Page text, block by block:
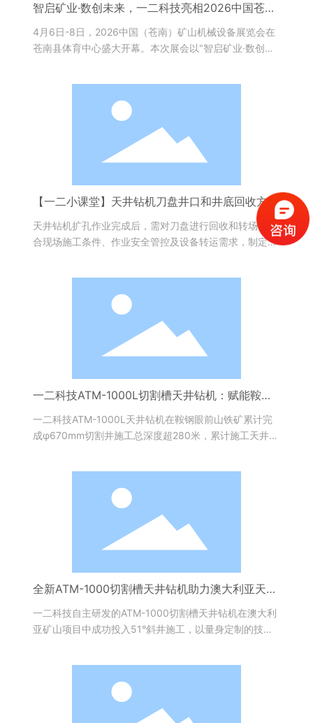
智启矿业·数创未来，一二科技亮相2026中国苍南
矿山机械展
4月6日-8日，2026中国（苍南）矿山机械设备展览会在
苍南县体育中心盛大开幕。本次展会以"智启矿业·数创未
【一二小课堂】天井钻机刀盘井口和井底回收方案
讲解
天井钻机扩孔作业完成后，需对刀盘进行回收和转场，结
合现场施工条件、作业安全管控及设备转运需求，制定井
一二科技ATM-1000L切割槽天井钻机：赋能鞍钢
眼前山矿业高效施工，以专业服务破解复杂工况难
题
一二科技ATM-1000L天井钻机在鞍钢眼前山铁矿累计完
成φ670mm切割井施工总深度超280米，累计施工天井1
全新ATM-1000切割槽天井钻机助力澳大利亚天井
高效贯通
一二科技自主研发的ATM-1000切割槽天井钻机在澳大利
亚矿山项目中成功投入51°斜井施工，以量身定制的技术